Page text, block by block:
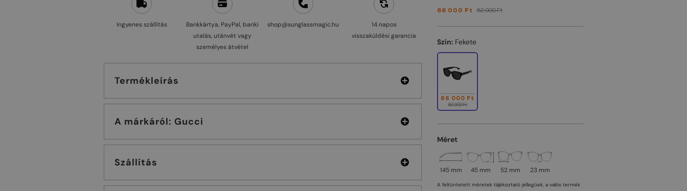
Ingyenes szállítás
Bankkártya, PayPal, banki
utalás, utánvét vagy
személyes átvétel
shop@sunglassmagic.hu
14 napos
visszaküldési garancia
Termékleírás
A márkáról: Gucci
Szállítás
66 000 Ft 82 000 Ft
Szín: Fekete
66 000 Ft
82 000 Ft
Méret
145 mm 45 mm 52 mm 23 mm
A feltüntetett méretek tájékoztató jellegűek, a valós termék